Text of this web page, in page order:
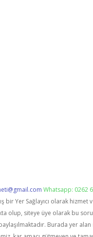
Whatsapp: 0262
bir Yer Sağlayıcı olarak
olup, siteye üye olarak bu
Burada yer